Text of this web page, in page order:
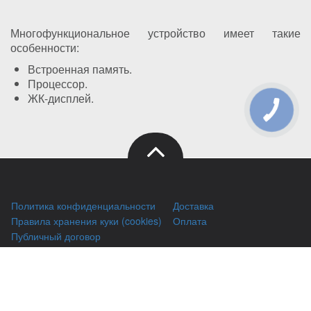
Многофункциональное устройство имеет такие
особенности:
Встроенная память.
Процессор.
ЖК-дисплей.
Политика конфиденциальности
Правила хранения куки (cookies)
Публичный договор
Доставка
Оплата
КНОПКА
ЗВ'ЯЗКУ